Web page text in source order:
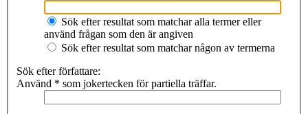
Sök efter resultat som matchar alla termer eller
använd frågan som den är angiven
Sök efter resultat som matchar någon av termerna
Sök efter författare:
Använd * som jokertecken för partiella träffar.